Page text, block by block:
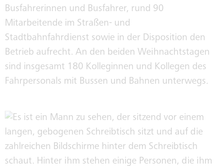
Busfahrerinnen und Busfahrer, rund 90
Mitarbeitende im Straßen- und
Stadtbahnfahrdienst sowie in der Disposition den
Betrieb aufrecht. An den beiden Weihnachtstagen
sind insgesamt 180 Kolleginnen und Kollegen des
Fahrpersonals mit Bussen und Bahnen unterwegs.